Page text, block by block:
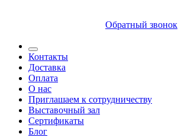
Обратный звонок
Контакты
Доставка
Оплата
О нас
Приглашаем к сотрудничеству
Выставочный зал
Сертификаты
Блог